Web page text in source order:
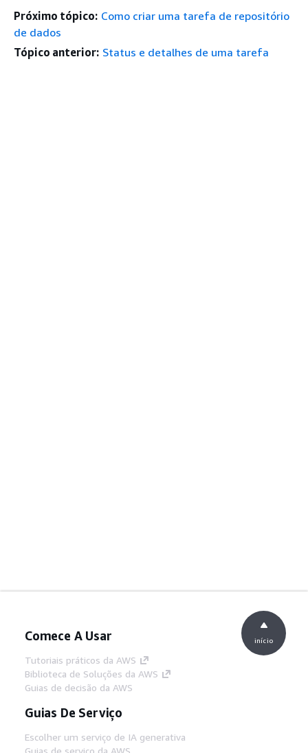
Próximo tópico: Como criar uma tarefa de repositório
de dados
Tópico anterior: Status e detalhes de uma tarefa
Comece A Usar
Tutoriais práticos da AWS
Biblioteca de Soluções da AWS
Guias de decisão da AWS
Guias De Serviço
Escolher um serviço de IA generativa
Guias de serviço da AWS
início